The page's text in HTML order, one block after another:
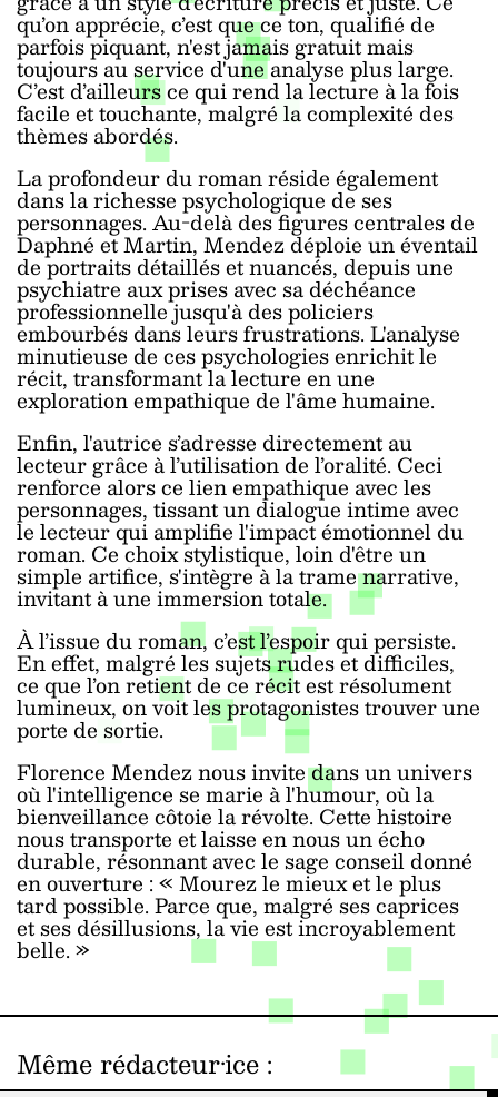
qu’on apprécie, c’est que ce ton, qualifié de
parfois piquant, n'est jamais gratuit mais
toujours au service d'une analyse plus large.
C’est d’ailleurs ce qui rend la lecture à la fois
facile et touchante, malgré la complexité des
thèmes abordés.
La profondeur du roman réside également
dans la richesse psychologique de ses
personnages. Au-delà des figures centrales de
Daphné et Martin, Mendez déploie un éventail
de portraits détaillés et nuancés, depuis une
psychiatre aux prises avec sa déchéance
professionnelle jusqu'à des policiers
embourbés dans leurs frustrations. L'analyse
minutieuse de ces psychologies enrichit le
récit, transformant la lecture en une
exploration empathique de l'âme humaine.
Enfin, l'autrice s’adresse directement au
lecteur grâce à l’utilisation de l’oralité. Ceci
renforce alors ce lien empathique avec les
personnages, tissant un dialogue intime avec
le lecteur qui amplifie l'impact émotionnel du
roman. Ce choix stylistique, loin d'être un
simple artifice, s'intègre à la trame narrative,
invitant à une immersion totale.
À l’issue du roman, c’est l’espoir qui persiste.
En effet, malgré les sujets rudes et difficiles,
ce que l’on retient de ce récit est résolument
lumineux, on voit les protagonistes trouver une
porte de sortie.
Florence Mendez nous invite dans un univers
où l'intelligence se marie à l'humour, où la
bienveillance côtoie la révolte. Cette histoire
nous transporte et laisse en nous un écho
durable, résonnant avec le sage conseil donné
en ouverture : « Mourez le mieux et le plus
tard possible. Parce que, malgré ses caprices
et ses désillusions, la vie est incroyablement
belle. »
Même rédacteur·ice :